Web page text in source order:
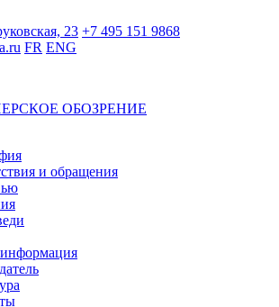
23 +7 495 151 9868
FR ENG
ОБОЗРЕНИЕ
и обращения